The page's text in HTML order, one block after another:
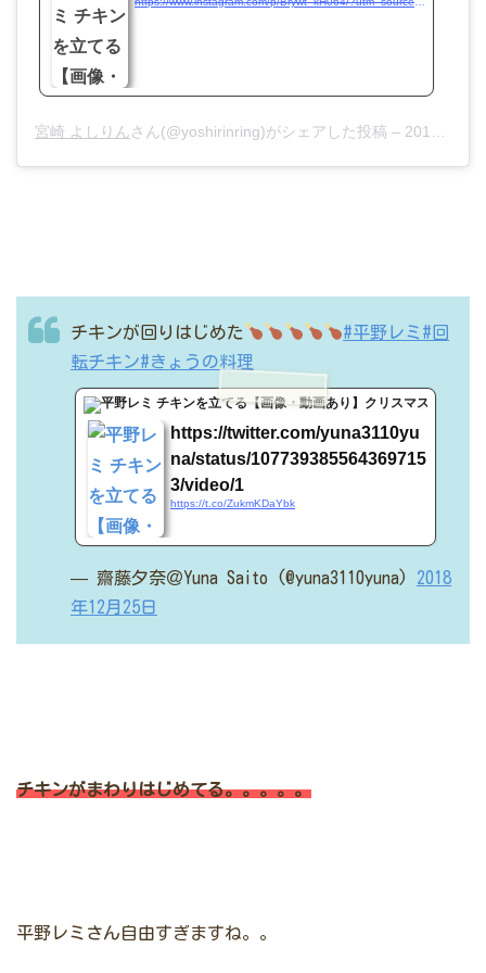
宮崎 よしりんさん(@yoshirinring)がシェアした投稿 – 2018年12月月24日午後6時31分PST
チキンが回りはじめた #平野レミ #回
転チキン#きょうの料理
https://twitter.com/yuna3110yu
na/status/107739385564369715
3/video/1
https://t.co/ZukmKDaYbk
— 齋藤夕奈＠Yuna Saito (@yuna3110yuna) 2018
年12月25日
チキンがまわりはじめてる。。。。。
平野レミさん自由すぎますね。。